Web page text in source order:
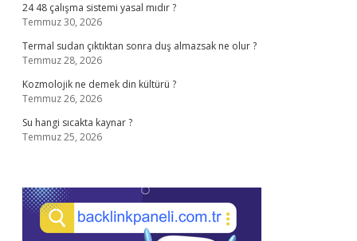
24 48 çalışma sistemi yasal mıdır ?
Temmuz 30, 2026
Termal sudan çıktıktan sonra duş almazsak ne olur ?
Temmuz 28, 2026
Kozmolojik ne demek din kültürü ?
Temmuz 26, 2026
Su hangi sıcakta kaynar ?
Temmuz 25, 2026